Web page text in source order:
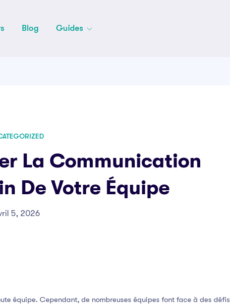
Blog Guides
La Communication
De Votre Équipe
5, 2026
équipe. Cependant, de nombreuses équipes font face à des défis